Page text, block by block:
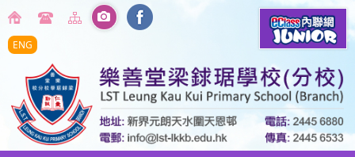
ENG